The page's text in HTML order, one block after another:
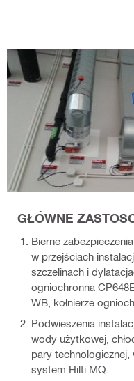
GŁÓWNE
Bierne
w przejściach
szczelinach i
ogniochronna
WB, kołnierze
Podwieszenia
wody użytkowej,
pary
system Hilti MQ.